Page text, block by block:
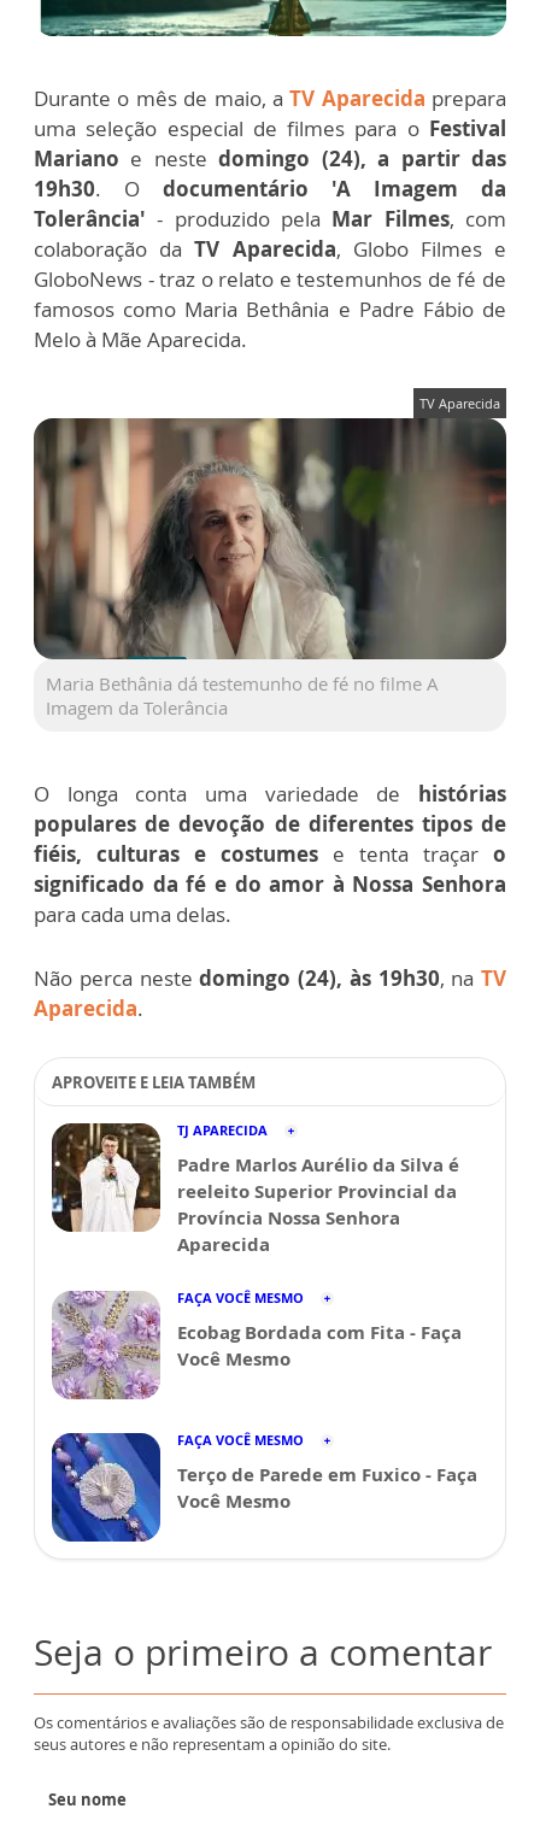
Durante o mês de maio, aTV Aparecida prepara
uma seleção especial de filmes para o Festival
Mariano e nestedomingo (24), a partir das
19h30. O documentário 'A Imagem da
Tolerância'- produzido pela Mar Filmes, com
colaboração daTV Aparecida, Globo Filmes e
GloboNews - traz o relato e testemunhos de fé de
famosos como Maria Bethânia e Padre Fábio de
Melo à Mãe Aparecida.
TV Aparecida
Maria Bethânia dá testemunho de fé no filme A
Imagem da Tolerância
O longa conta uma variedade de histórias
populares de devoção de diferentes tipos de
fiéis, culturas e costumes e tenta traçar o
significado da fé e do amor à Nossa Senhora
para cada uma delas.
Não perca nestedomingo (24), às 19h30, na TV
Aparecida.
APROVEITE E LEIA TAMBÉM
TJ APARECIDA
Padre Marlos Aurélio da Silva é
reeleito Superior Provincial da
Província Nossa Senhora
Aparecida
FAÇA VOCÊ MESMO
Ecobag Bordada com Fita - Faça
Você Mesmo
FAÇA VOCÊ MESMO
Terço de Parede em Fuxico - Faça
Você Mesmo
Seja o primeiro a comentar
Os comentários e avaliações são de responsabilidade exclusiva de
seus autores e não representam a opinião do site.
Seu nome